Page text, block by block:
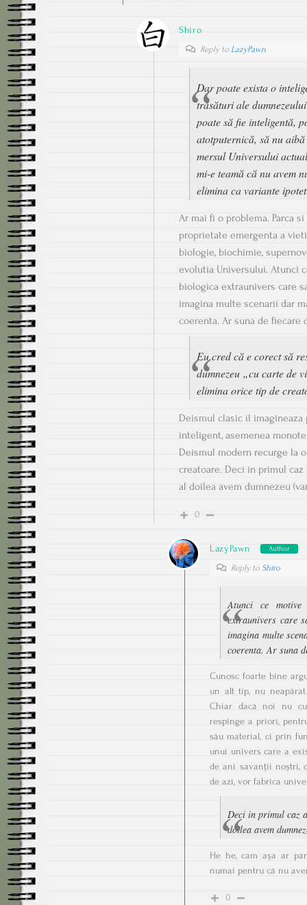
Shiro
Reply to LazyPawn
Dar poate exista o
trăsături ale
poate să fie inteligentă,
atotputernică, să nu
mersul Universului
mi-e teamă că nu avem
elimina ca variante
Ar mai fi o problema. Parca
proprietate emergenta a
biologie, biochimie,
evolutia Universului. Atunci
biologica extraunivers care
imagina multe scenarii dar
coerenta. Ar suna de fiecare
Eu cred că e corect să
dumnezeu „cu carte de
elimina orice tip de
Deismul clasic il
inteligent, asemenea
Deismul modern recurge la
creatoare. Deci in primul caz
al doilea avem dumnezeu
0
LazyPawn Author
Reply to Shiro
Atunci ce
extraunivers care
imagina multe
coerenta. Ar suna
Cunosc foarte bine
un alt tip, nu
Chiar dacă noi nu
respinge a priori,
său material, ci prin
unui univers care a
de ani savanții noștri,
de azi, vor fabrica
Deci in primul caz
doilea avem
He he, cam așa ar
numai pentru că nu
0